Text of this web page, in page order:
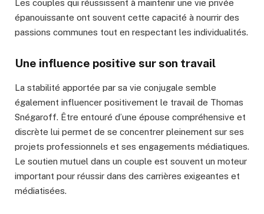
Les couples qui réussissent à maintenir une vie privée
épanouissante ont souvent cette capacité à nourrir des
passions communes tout en respectant les individualités.
Une influence positive sur son travail
La stabilité apportée par sa vie conjugale semble
également influencer positivement le travail de Thomas
Snégaroff. Être entouré d’une épouse compréhensive et
discrète lui permet de se concentrer pleinement sur ses
projets professionnels et ses engagements médiatiques.
Le soutien mutuel dans un couple est souvent un moteur
important pour réussir dans des carrières exigeantes et
médiatisées.